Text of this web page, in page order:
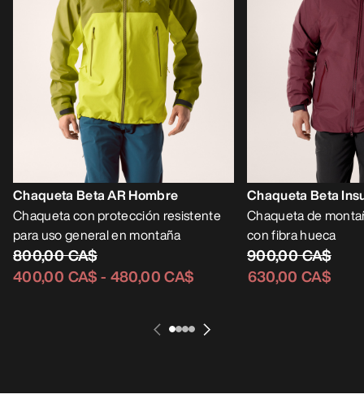
Chaqueta Beta AR Hombre
Chaqueta con protección resistente
para uso general en montaña
800,00 CA$
400,00 CA$- 480,00 CA$
Chaqueta Beta
Chaqueta de
con fibra hueca
900,00 CA$
630,00 CA$